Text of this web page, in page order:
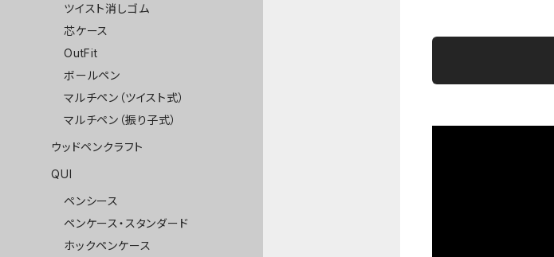
ツイスト消しゴム
芯ケース
OutFit
ボールペン
マルチペン（ツイスト式）
マルチペン（振り子式）
ウッドペンクラフト
QUI
ペンシース
ペンケース・スタンダード
ホックペンケース